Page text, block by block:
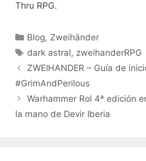
Thru RPG.
Categorías
Blog, Zweihänder
Etiquetas
dark astral, zweihanderRPG
ZWEIHANDER – Guía de
#GrimAndPerilous
Warhammer Rol 4ª edición
la mano de Devir Iberia